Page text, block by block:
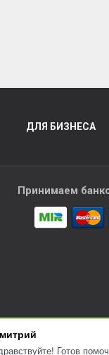
Готов
ДЛЯ БИЗНЕСА
Принимаем